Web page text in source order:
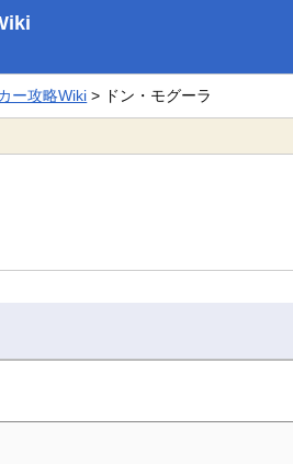
ー攻略Wiki > ドン・モグーラ